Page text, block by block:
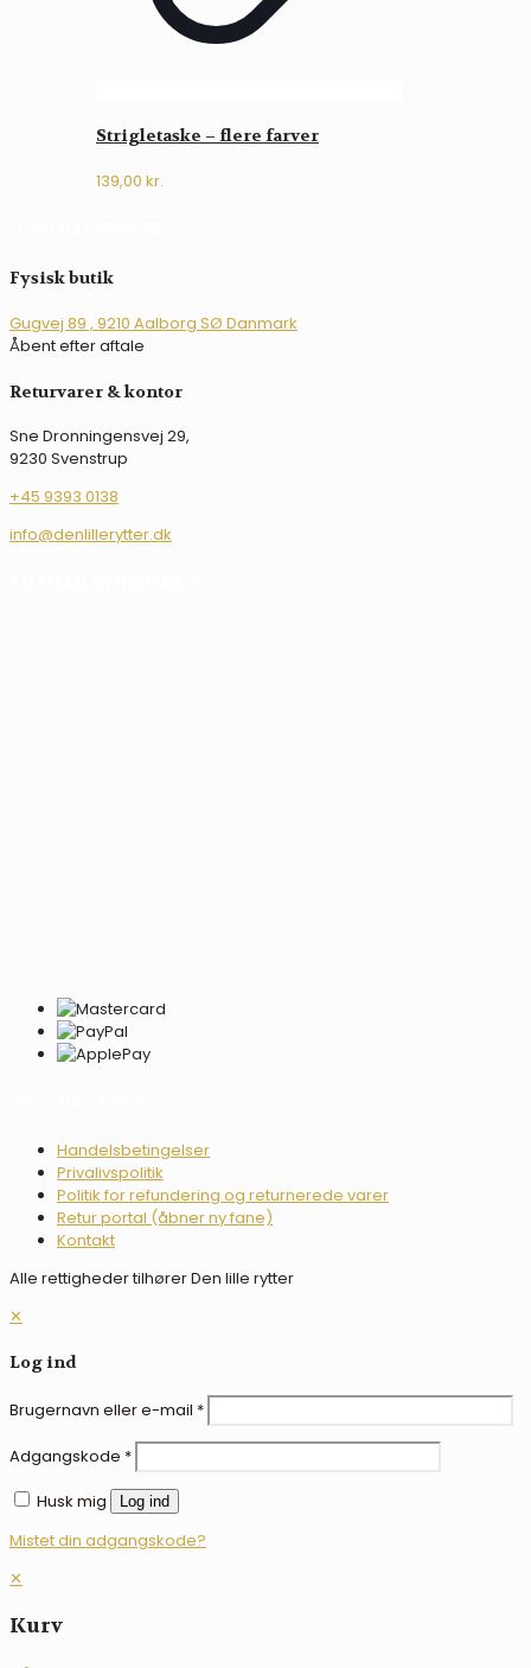
Strigletaske – flere farver
139,00 kr.
Fysisk butik
Gugvej 89 , 9210 Aalborg SØ Danmark
Åbent efter aftale
Returvarer & kontor
Sne Dronningensvej 29,
9230 Svenstrup
+45 9393 0138
info@denlillerytter.dk
Handelsbetingelser
Privalivspolitik
Politik for refundering og returnerede varer
Retur portal (åbner ny fane)
Kontakt
Alle rettigheder tilhører Den lille rytter
✕
Log ind
Brugernavn eller e-mail *
Adgangskode *
Husk mig
Log ind
Mistet din adgangskode?
✕
Kurv